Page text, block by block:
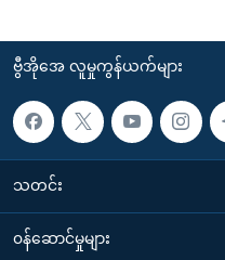
ဗွီအိုအေ လူမှုကွန်ယက်များ
သတင်း
၀န်ဆောင်မှုများ